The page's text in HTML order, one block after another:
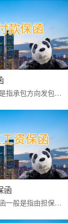
预付款担保是指承包方向发包方提供的，保证承包方履行扣还预付款义务的保证，是发包方预先支付一定数额的款项以供承包方周转使用，保证承包方将这些款项用于指定工程建设和...
函
民工工资保函一般是指由担保公司或银行为业主或承包商向民工工资监管方提供的，保证业主或承包商按合同约定按时支付农民工工资的担保。如果该项目发生民工工资拖欠行为，则...